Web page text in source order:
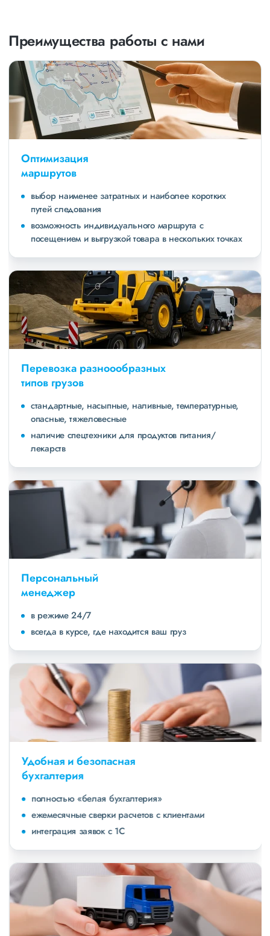
Преимущества работы с нами
Оптимизация
маршрутов
выбор наименее затратных и наиболее коротких
путей следования
возможность индивидуального маршрута с
посещением и выгрузкой товара в нескольких точках
Перевозка разноообразных
типов грузов
стандартные, насыпные, наливные, температурные,
опасные, тяжеловесные
наличие спецтехники для продуктов питания/
лекарств
Персональный
менеджер
в режиме 24/7
всегда в курсе, где находится ваш груз
Удобная и безопасная
бухгалтерия
полностью «белая бухгалтерия»
ежемесячные сверки расчетов с клиентами
интеграция заявок с 1С